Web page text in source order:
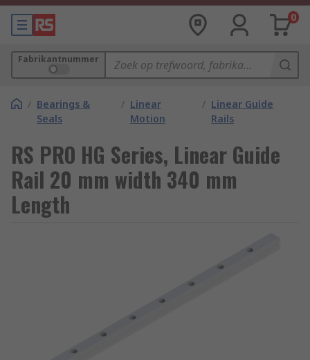
0
Fabrikantnummer
/ Bearings &
Seals
/ Linear
Motion
/ Linear Guide
Rails
RS PRO HG Series, Linear Guide
Rail 20 mm width 340 mm
Length